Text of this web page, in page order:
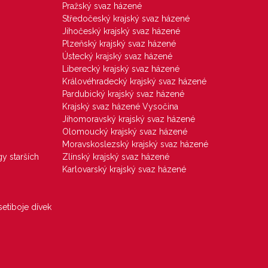
starších
dívek
Pražský svaz házené
Středočeský krajský svaz házené
Jihočeský krajský svaz házené
Plzeňský krajský svaz házené
Ústecký krajský svaz házené
Liberecký krajský svaz házené
Královéhradecký krajský svaz házené
Pardubický krajský svaz házené
Krajský svaz házené Vysočina
Jihomoravský krajský svaz házené
Olomoucký krajský svaz házené
Moravskoslezský krajský svaz házené
Zlínský krajský svaz házené
Karlovarský krajský svaz házené